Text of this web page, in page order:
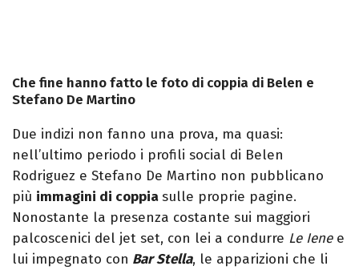
Che fine hanno fatto le foto di coppia di Belen e
Stefano De Martino
Due indizi non fanno una prova, ma quasi:
nell’ultimo periodo i profili social di Belen
Rodriguez e Stefano De Martino non pubblicano
più immagini di coppiasulle proprie pagine.
Nonostante la presenza costante sui maggiori
palcoscenici del jet set, con lei a condurre Le Ienee
lui impegnato con Bar Stella, le apparizioni che li